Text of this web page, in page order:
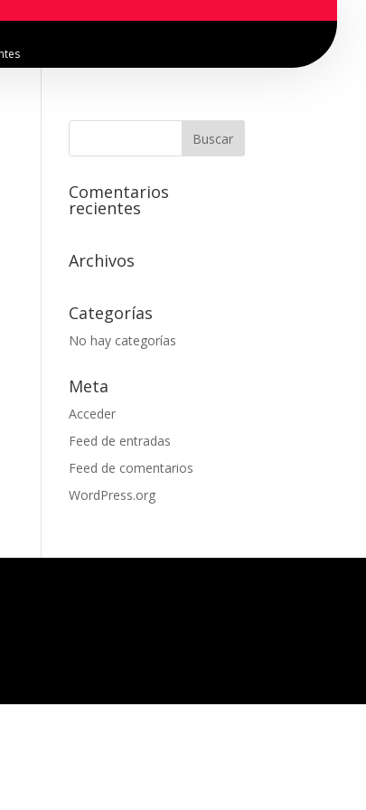
Comentarios
recientes
Archivos
Categorías
No hay categorías
Meta
Acceder
Feed de entradas
Feed de comentarios
WordPress.org